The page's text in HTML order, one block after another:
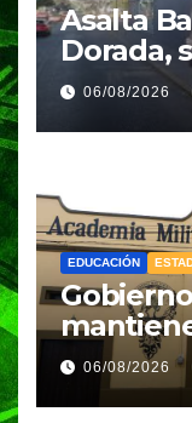
Asalta
Dorada,
pesos
06/08/2026
EDUCACIÓN
seguir
06/08/2026